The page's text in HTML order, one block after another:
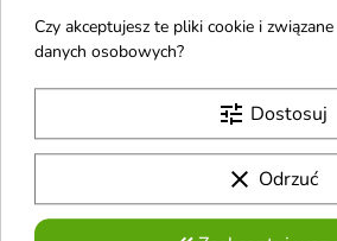
Profesjonalny Zestaw
Czy akceptujesz te pliki cookie i
danych osobowych?
tune Dostosuj
clear Odrzuć